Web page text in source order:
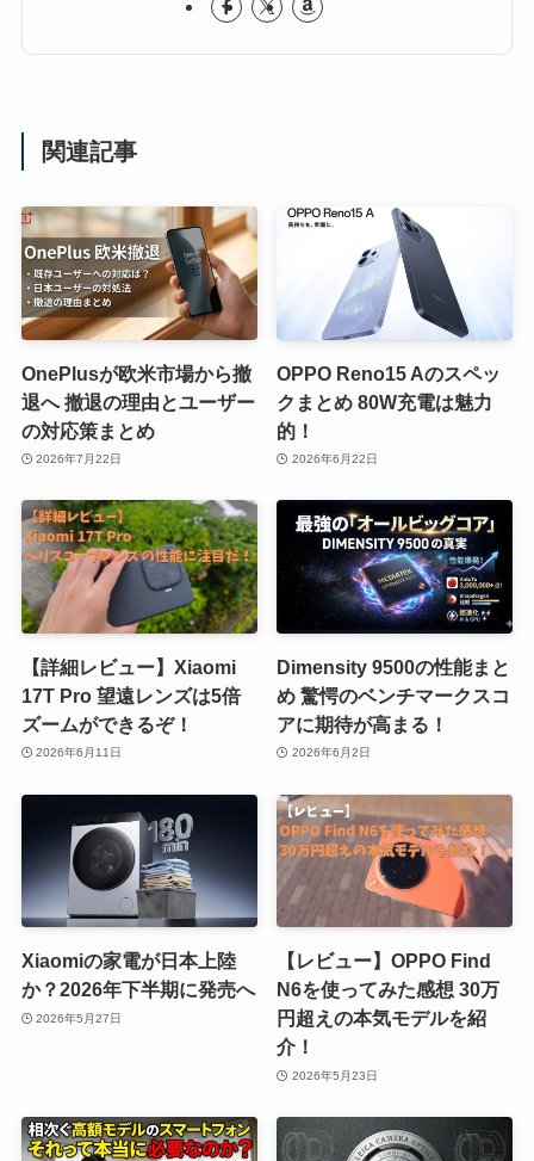
関連記事
OnePlusが欧米市場から撤
退へ 撤退の理由とユーザー
の対応策まとめ
2026年7月22日
OPPO Reno15 Aのスペッ
クまとめ 80W充電は魅力
的！
2026年6月22日
【詳細レビュー】Xiaomi
17T Pro 望遠レンズは5倍
ズームができるぞ！
2026年6月11日
Dimensity 9500の性能まと
め 驚愕のベンチマークスコ
アに期待が高まる！
2026年6月2日
Xiaomiの家電が日本上陸
か？2026年下半期に発売へ
2026年5月27日
【レビュー】OPPO Find
N6を使ってみた感想 30万
円超えの本気モデルを紹
介！
2026年5月23日